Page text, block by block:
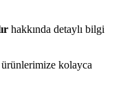
hakkında detaylı bilgi
kolayca